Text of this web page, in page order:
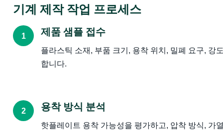
기계 제작 작업 프로세스
1 제품 샘플 접수
플라스틱 소재, 부품 크기, 용착 위치, 밀폐 요구, 강
합니다.
2 용착 방식 분석
핫플레이트 용착 가능성을 평가하고, 압착 방식, 가